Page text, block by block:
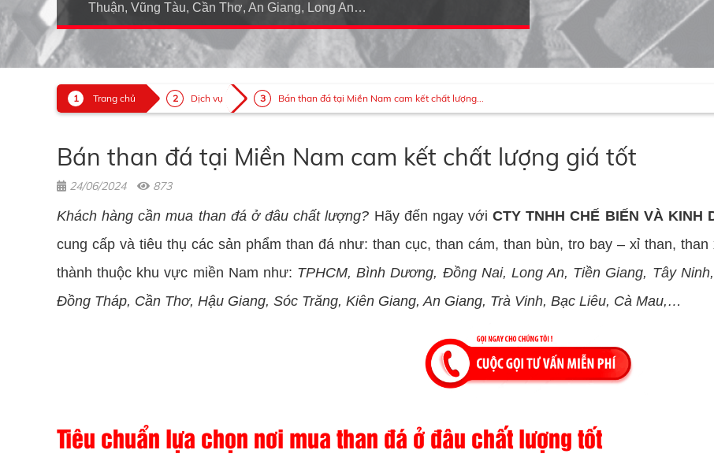
Thuận, Vũng Tàu, Cần Thơ, An Giang, Long An…
Trang chủ Dịch vụ Bán than đá tại Miền Nam cam kết chất lượng...
Bán than đá tại Miền Nam cam kết chất lượng giá tốt
24/06/2024 873
Khách hàng cần mua than đá ở đâu chất lượng? Hãy đến ngay vớiCTY TNHH CHẾ BIẾN VÀ KINH
cung cấp và tiêu thụ các sản phẩm than đá như: than cục, than cám, than bùn, tro bay – xỉ than,
thành thuộc khu vực miền Nam như: TPHCM, Bình Dương, Đồng Nai, Long An, Tiền Giang, Tây
Đồng Tháp, Cần Thơ, Hậu Giang, Sóc Trăng, Kiên Giang, An Giang, Trà Vinh, Bạc Liêu, Cà Mau,…
Tiêu chuẩn lựa chọn nơi mua than đá ở đâu chất lượng tốt